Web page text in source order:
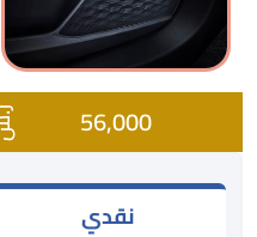
56,000 ر.س
نقدي